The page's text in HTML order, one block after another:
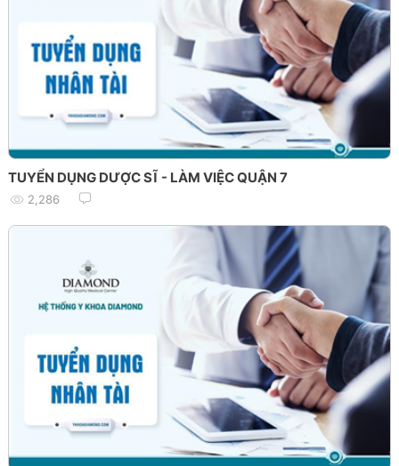
TUYỂN DỤNG DƯỢC SĨ - LÀM VIỆC QUẬN 7
2,286